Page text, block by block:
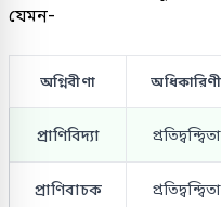
যেমন-
অগ্নিবীণা অধিকারিণী
প্রাণিবিদ্যা প্রতিদ্বন্দ্বিতা
প্রাণিবাচক প্রতিদ্বন্দ্বিতা